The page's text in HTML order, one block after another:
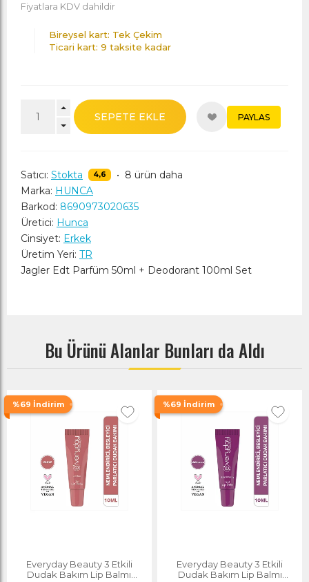
Fiyatlara KDV dahildir
Bireysel kart: Tek Çekim
Ticari kart: 9 taksite kadar
SEPETE EKLE PAYLAS
Satıcı: Stokta 4,6 • 8 ürün daha
Marka: HUNCA
Barkod: 8690973020635
Üretici: Hunca
Cinsiyet: Erkek
Üretim Yeri: TR
Jagler Edt Parfüm 50ml + Deodorant 100ml Set
Bu Ürünü Alanlar Bunları da Aldı
%69 İndirim
Everyday Beauty 3 Etkili
Dudak Bakım Lip Balmı
%69 İndirim
Everyday Beauty 3 Etkili
Dudak Bakım Lip Balmı